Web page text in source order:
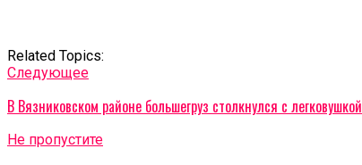
Related Topics:
Cледующее
В Вязниковском районе большегруз столкнулся с легковушкой
Не пропустите